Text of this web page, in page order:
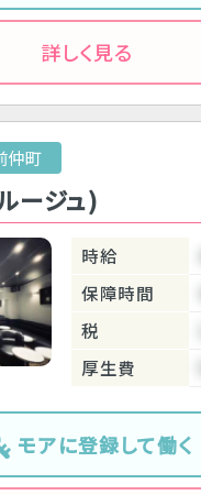
詳しく見る
仲町
ージュ)
時給
保障時間
税
厚生費
モアに登録して働く